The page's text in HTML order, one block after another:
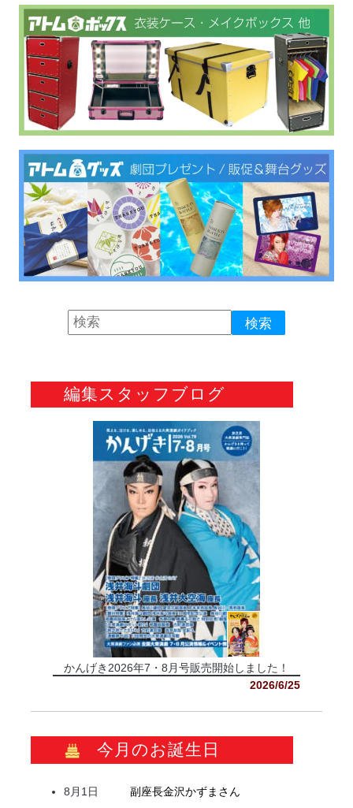
編集スタッフブログ
かんげき2026年7・8月号販売開始しました！
2026/6/25
今月のお誕生日
8月1日 副座長金沢かずま さん